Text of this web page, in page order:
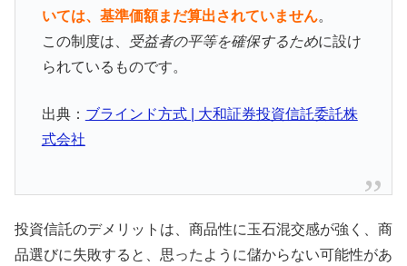
いては、基準価額まだ算出されていません。
この制度は、
受益者の平等を確保するために設け
られているものです。
出典： ブラインド方式 | 大和証券投資信託委託株
式会社
投資信託のデメリットは、商品性に玉石混交感が強く、商
品選びに失敗すると、思ったように儲からない可能性があ